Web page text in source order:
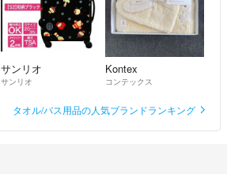
サンリオ
サンリオ
Kontex
コンテックス
タオル/バス用品の人気ブランドランキング